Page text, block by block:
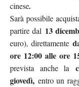
cinese.
Sarà possibile
partire dal 13
euro), direttamente
ore 12:00 alle ore
prevista anche la
giovedì, entro un